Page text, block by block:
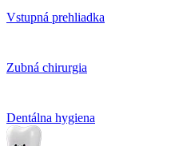
Vstupná prehliadka
Zubná chirurgia
Dentálna hygiena